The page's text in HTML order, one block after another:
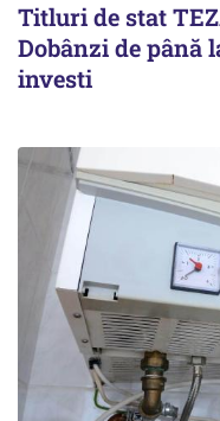
Titluri de stat
Dobânzi de până
investi